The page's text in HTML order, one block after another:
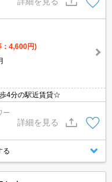
：4,600円)
4分の駅近賃貸☆
ー
詳細を見る
る